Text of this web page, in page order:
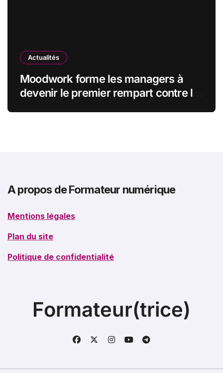
Actualités
Moodwork forme les managers à
devenir le premier rempart contre le
A propos de Formateur numérique
Mentions légales
Plan du site
Politique de confidentialité
Formateur(trice)